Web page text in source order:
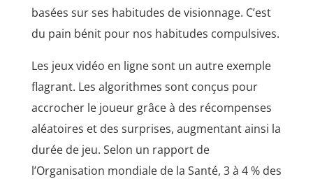
basées sur ses habitudes de visionnage. C’est
du pain bénit pour nos habitudes compulsives.
Les jeux vidéo en ligne sont un autre exemple
flagrant. Les algorithmes sont conçus pour
accrocher le joueur grâce à des récompenses
aléatoires et des surprises, augmentant ainsi la
durée de jeu. Selon un rapport de
l’Organisation mondiale de la Santé, 3 à 4 % des